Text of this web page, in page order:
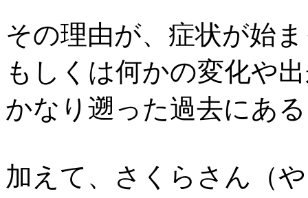
その理由が、症状が始
もしくは何かの変化や
かなり遡った過去にあ
加えて、さくらさん（